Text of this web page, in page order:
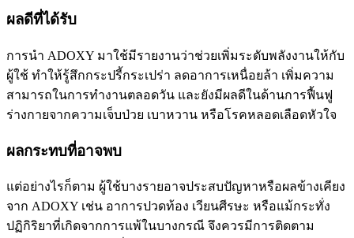
ผลดีที่ได้รับ
การนำ ADOXY มาใช้มีรายงานว่าช่วยเพิ่มระดับพลังงานให้กับ
ผู้ใช้ ทำให้รู้สึกกระปรี้กระเปร่า ลดอาการเหนื่อยล้า เพิ่มความ
สามารถในการทำงานตลอดวัน และยังมีผลดีในด้านการฟื้นฟู
ร่างกายจากความเจ็บป่วย เบาหวาน หรือโรคหลอดเลือดหัวใจ
ผลกระทบที่อาจพบ
แต่อย่างไรก็ตาม ผู้ใช้บางรายอาจประสบปัญหาหรือผลข้างเคียง
จาก ADOXY เช่น อาการปวดท้อง เวียนศีรษะ หรือแม้กระทั่ง
ปฏิกิริยาที่เกิดจากการแพ้ในบางกรณี จึงควรมีการติดตาม